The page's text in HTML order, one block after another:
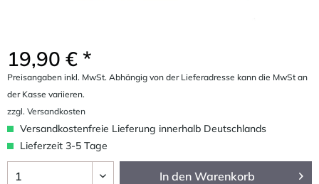
19,90 € *
Preisangaben inkl. MwSt. Abhängig von der Lieferadresse kann die MwSt an
der Kasse variieren.
zzgl. Versandkosten
Versandkostenfreie Lieferung innerhalb Deutschlands
Lieferzeit 3-5 Tage
In den Warenkorb